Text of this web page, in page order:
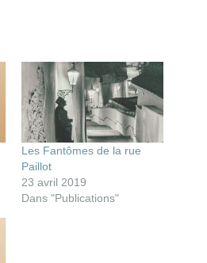
Les Fantômes de la rue
Paillot
23 avril 2019
Dans "Publications"